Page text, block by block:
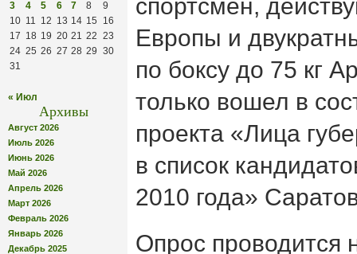
3
4 5 6 7 8
9
10 11 12 13 14 15
16
17 18 19 20 21 22 23
24 25 26 27 28 29 30
31
« Июл
Архивы
Август 2026
Июль 2026
Июнь 2026
Май 2026
Апрель 2026
Март 2026
Февраль 2026
Январь 2026
Декабрь 2025
спортсмен,
Европы и
по боксу до 75 кг
только вошел в
проекта «Лица
в список
2010 года»
Опрос проводится